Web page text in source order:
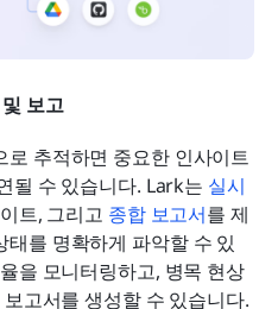
보고
추적하면 중요한 인사이트
될 수 있습니다. Lark는 실시
트, 그리고 종합 보고서를 제
를 명확하게 파악할 수 있
을 모니터링하고, 병목 현상
고서를 생성할 수 있습니다.